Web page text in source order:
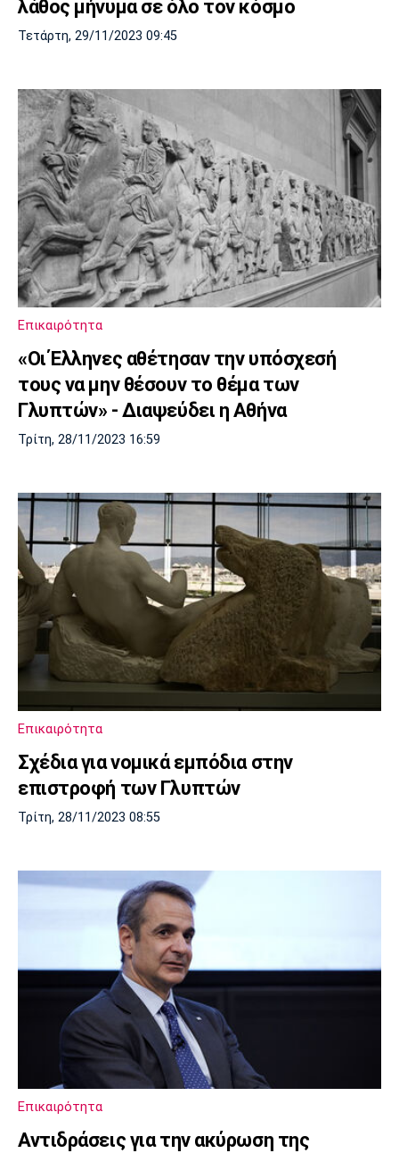
λάθος μήνυμα σε όλο τον κόσμο
Τετάρτη, 29/11/2023 09:45
Επικαιρότητα
«Οι Έλληνες αθέτησαν την υπόσχεσή
τους να μην θέσουν το θέμα των
Γλυπτών» - Διαψεύδει η Αθήνα
Τρίτη, 28/11/2023 16:59
Επικαιρότητα
Σχέδια για νομικά εμπόδια στην
επιστροφή των Γλυπτών
Τρίτη, 28/11/2023 08:55
Επικαιρότητα
Αντιδράσεις για την ακύρωση της